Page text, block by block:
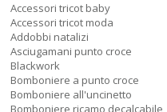
Accessori tricot baby
Accessori tricot moda
Addobbi natalizi
Asciugamani punto croce
Blackwork
Bomboniere a punto croce
Bomboniere all'uncinetto
Bomboniere ricamo decalcabile